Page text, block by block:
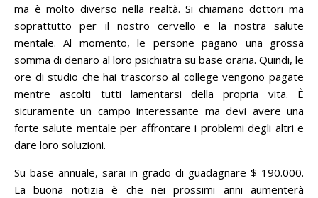
ma è molto diverso nella realtà.Si chiamano dottori ma
soprattutto per il nostro cervello e la nostra salute
mentale.Al momento, le persone pagano una grossa
somma di denaro al loro psichiatra su base oraria. Quindi, le
ore di studio che hai trascorso al college vengono pagate
mentre ascolti tutti lamentarsi della propria vita. È
sicuramente un campo interessante ma devi avere una
forte salute mentale per affrontare i problemi degli altri e
dare loro soluzioni.
Su base annuale, sarai in grado di guadagnare $ 190.000.
La buona notizia è che nei prossimi anni aumenterà